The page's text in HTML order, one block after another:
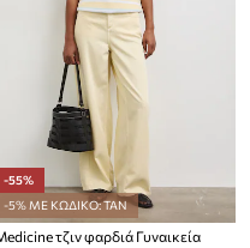
-55%
-5% ΜΕ ΚΩΔΙΚΟ: TAN
τζιν φαρδιά Γυναικεία